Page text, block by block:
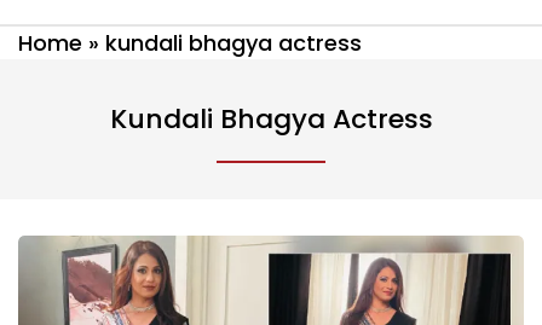
Home » kundali bhagya actress
Kundali Bhagya Actress